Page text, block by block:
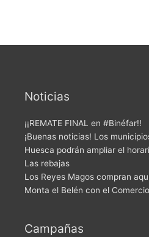
Noticias
¡¡REMATE FINAL en #Binéfar!!
¡Buenas noticias! Los
Huesca podrán ampliar el
Las rebajas
Los Reyes Magos compran
Monta el Belén con el Comercio
Campañas